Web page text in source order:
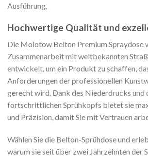
Ausführung.
Hochwertige Qualität und
Die Molotow Belton Premium Spraydose
Zusammenarbeit mit weltbekannten
entwickelt, um ein Produkt zu schaffen,
Anforderungen der professionellen
gerecht wird. Dank des Niederdrucks und
fortschrittlichen Sprühkopfs bietet sie
und Präzision, damit Sie mit Vertrauen
Wählen Sie die Belton-Sprühdose und
warum sie seit über zwei Jahrzehnten der